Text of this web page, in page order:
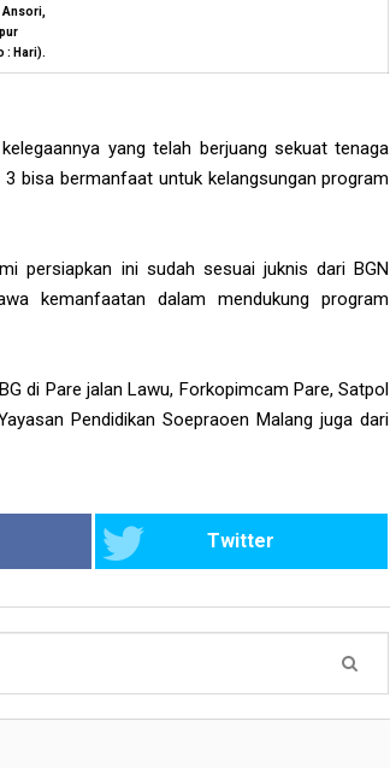
Ansori,
: Hari).
yang telah berjuang sekuat tenaga
bisa bermanfaat untuk kelangsungan program
persiapkan ini sudah sesuai juknis dari BGN
kemanfaatan dalam mendukung program
di Pare jalan Lawu, Forkopimcam Pare, Satpol
Pendidikan Soepraoen Malang juga dari
Twitter